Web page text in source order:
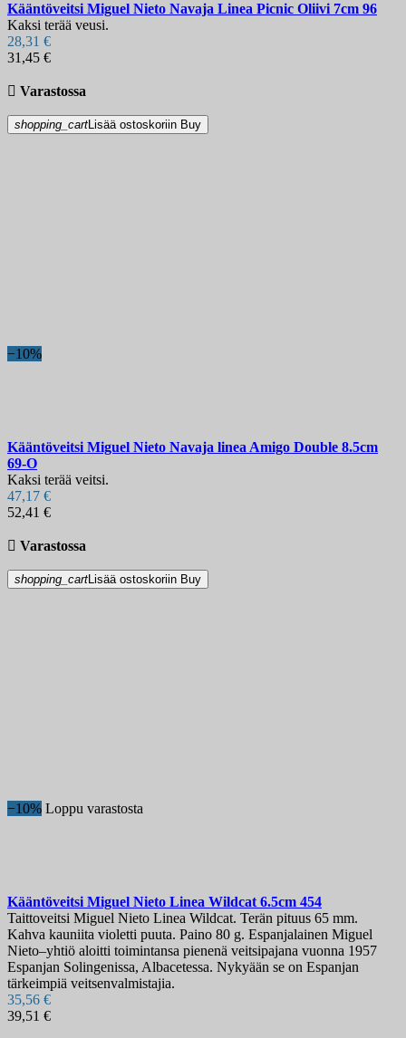
Kääntöveitsi Miguel Nieto Navaja Linea Picnic Oliivi 7cm 96
Kaksi terää veusi.
28,31 €
31,45 €
 Varastossa
shopping_cartLisää ostoskoriin Buy
−10%
Kääntöveitsi Miguel Nieto Navaja linea Amigo Double 8.5cm
69-O
Kaksi terää veitsi.
47,17 €
52,41 €
 Varastossa
shopping_cartLisää ostoskoriin Buy
−10% Loppu varastosta
Kääntöveitsi Miguel Nieto Linea Wildcat 6.5cm 454
Taittoveitsi Miguel Nieto Linea Wildcat. Terän pituus 65 mm.
Kahva kauniita violetti puuta. Paino 80 g. Espanjalainen Miguel
Nieto–yhtiö aloitti toimintansa pienenä veitsipajana vuonna 1957
Espanjan Solingenissa, Albacetessa. Nykyään se on Espanjan
tärkeimpiä veitsenvalmistajia.
35,56 €
39,51 €